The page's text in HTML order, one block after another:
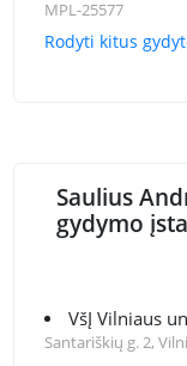
MPL-25577
Rodyti kitus
Saulius
gydymo
VšĮ Vilniaus
Santariškių g. 2,